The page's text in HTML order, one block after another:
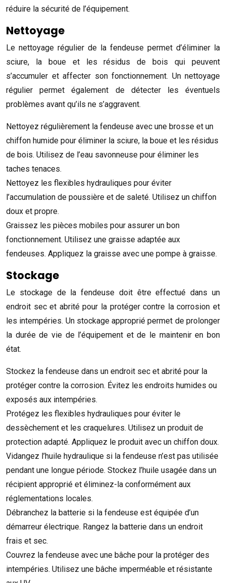
réduire la sécurité de l’équipement.
Nettoyage
Le nettoyage régulier de la fendeuse permet d’éliminer la
sciure, la boue et les résidus de bois qui peuvent
s’accumuler et affecter son fonctionnement. Un nettoyage
régulier permet également de détecter les éventuels
problèmes avant qu’ils ne s’aggravent.
Nettoyez régulièrement la fendeuse avec une brosse et un
chiffon humide pour éliminer la sciure, la boue et les résidus
de bois. Utilisez de l’eau savonneuse pour éliminer les
taches tenaces.
Nettoyez les flexibles hydrauliques pour éviter
l’accumulation de poussière et de saleté. Utilisez un chiffon
doux et propre.
Graissez les pièces mobiles pour assurer un bon
fonctionnement. Utilisez une graisse adaptée aux
fendeuses. Appliquez la graisse avec une pompe à graisse.
Stockage
Le stockage de la fendeuse doit être effectué dans un
endroit sec et abrité pour la protéger contre la corrosion et
les intempéries. Un stockage approprié permet de prolonger
la durée de vie de l’équipement et de le maintenir en bon
état.
Stockez la fendeuse dans un endroit sec et abrité pour la
protéger contre la corrosion. Évitez les endroits humides ou
exposés aux intempéries.
Protégez les flexibles hydrauliques pour éviter le
dessèchement et les craquelures. Utilisez un produit de
protection adapté. Appliquez le produit avec un chiffon doux.
Vidangez l’huile hydraulique si la fendeuse n’est pas utilisée
pendant une longue période. Stockez l’huile usagée dans un
récipient approprié et éliminez-la conformément aux
réglementations locales.
Débranchez la batterie si la fendeuse est équipée d’un
démarreur électrique. Rangez la batterie dans un endroit
frais et sec.
Couvrez la fendeuse avec une bâche pour la protéger des
intempéries. Utilisez une bâche imperméable et résistante